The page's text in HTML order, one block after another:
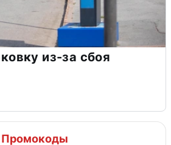
из-за сбоя
Промокоды